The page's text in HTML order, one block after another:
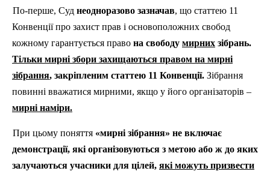
По-перше, Суд неодноразово зазначав, що статтею 11
Конвенції про захист прав і основоположних свобод
кожному гарантується право на свободу мирних зібрань.
Тільки мирні збори захищаються правом на мирні
зібрання, закріпленим статтею 11 Конвенції. Зібрання
повинні вважатися мирними, якщо у його організаторів –
мирні наміри.
При цьому поняття «мирні зібрання» не включає
демонстрації, які організовуються з метою або ж до яких
залучаються учасники для цілей, які можуть призвести